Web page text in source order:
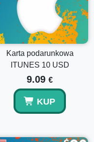
aktywować kartę
Music na swoim
lub swoje zdjęcie
lub kod
aby zeskanować
Karta podarunkowa
ITUNES 10 USD
9.09 €
KUP